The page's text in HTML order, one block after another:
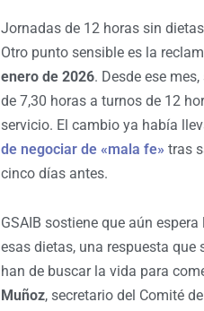
Jornadas de 12 horas sin dietas
Otro punto sensible es la
enero de 2026. Desde ese
de 7,30 horas a turnos de 12
servicio. El cambio ya había
de negociar de «mala fe» tras
cinco días antes.
GSAIB sostiene que aún
esas dietas, una respuesta
han de buscar la vida para
Muñoz, secretario del Comité